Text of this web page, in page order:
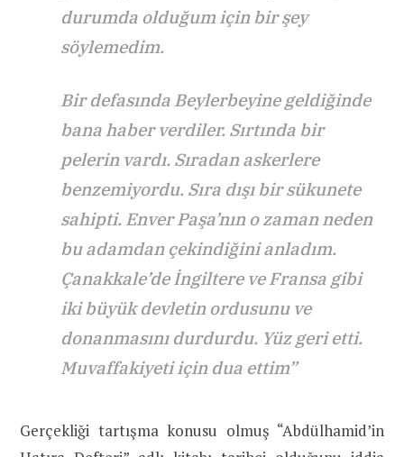
durumda olduğum için bir şey
söylemedim.
Bir defasında Beylerbeyine geldiğinde
bana haber verdiler. Sırtında bir
pelerin vardı. Sıradan askerlere
benzemiyordu. Sıra dışı bir sükunete
sahipti. Enver Paşa’nın o zaman neden
bu adamdan çekindiğini anladım.
Çanakkale’de İngiltere ve Fransa gibi
iki büyük devletin ordusunu ve
donanmasını durdurdu. Yüz geri etti.
Muvaffakiyeti için dua ettim”
Gerçekliği tartışma konusu olmuş “Abdülhamid’in